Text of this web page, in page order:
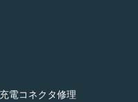
充電コネクタ修理